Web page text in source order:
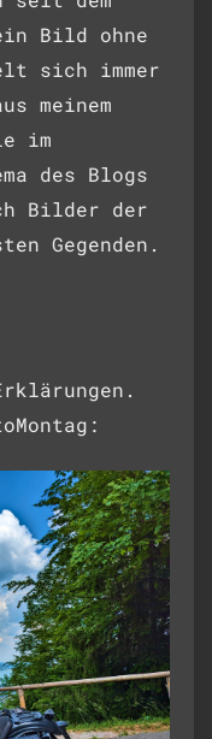
Bild ohne
sich immer
meinem
im
des Blogs
Bilder der
Gegenden.